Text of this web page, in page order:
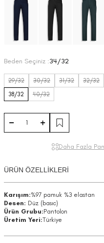
Beden Seçiniz :34/32
29/32 30/32 31/32 32/32
38/32
40/32
Daha Fazla
ÜRÜN ÖZELLİKLERİ
Karışım:%97 pamuk %3 elastan
Desen: Düz (basıc)
Ürün Grubu:Pantolon
Üretim Yeri:Türkiye